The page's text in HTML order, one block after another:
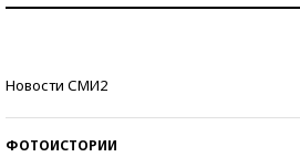
Новости СМИ2
ФОТОИСТОРИИ